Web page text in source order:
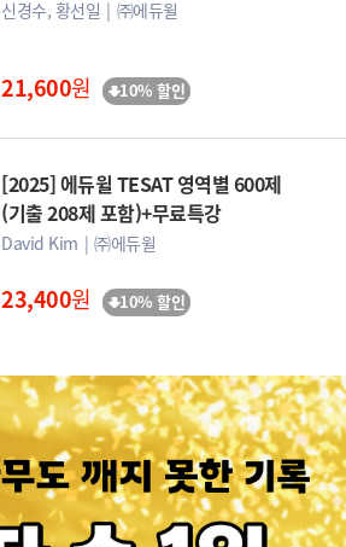
신경수, 황선일 ㈜에듀윌
21,600원 10% 할인
[2025] 에듀윌 TESAT 영역별 600제
(기출 208제 포함)+무료특강
David Kim ㈜에듀윌
23,400원 10% 할인